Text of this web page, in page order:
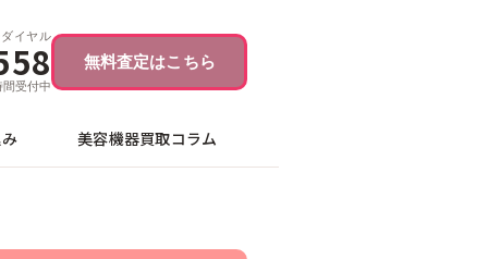
イヤル
間受付中
無料査定はこちら
美容機器買取コラム